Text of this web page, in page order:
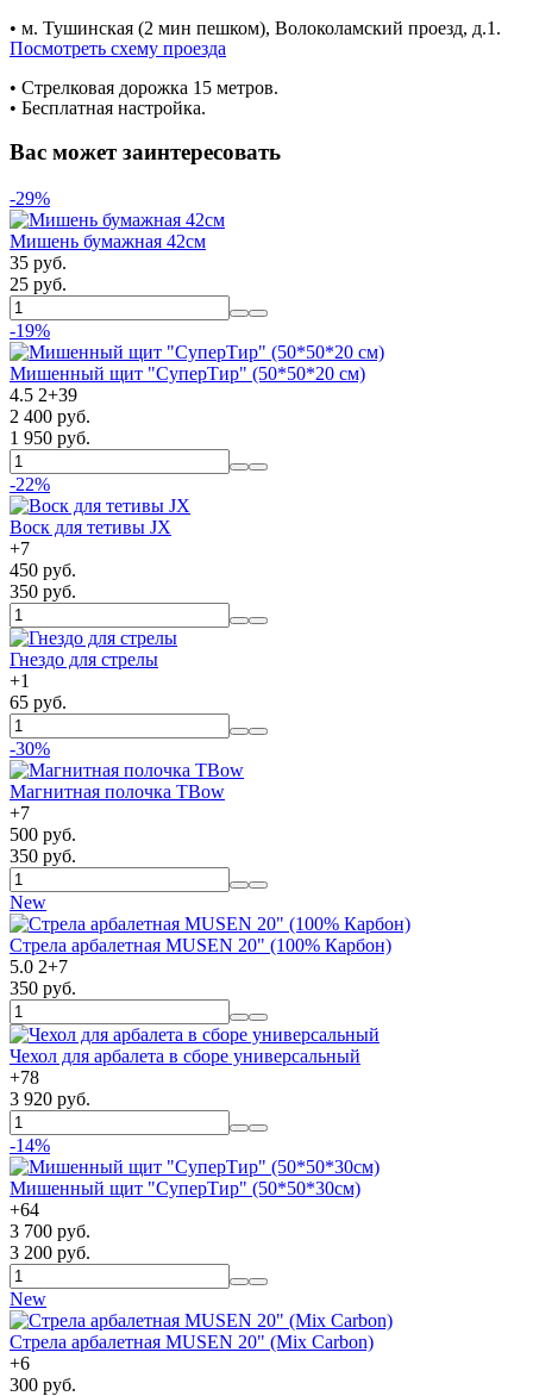
• м. Тушинская (2 мин пешком), Волоколамский проезд, д.1.
Посмотреть схему проезда
• Cтрелковая дорожка 15 метров.
• Бесплатная настройка.
Вас может заинтересовать
-29%
Мишень бумажная 42см
35 руб.
25 руб.
-19%
Мишенный щит "СуперТир" (50*50*20 см)
4.5 2+39
2 400 руб.
1 950 руб.
-22%
Воск для тетивы JX
+7
450 руб.
350 руб.
Гнездо для стрелы
+1
65 руб.
-30%
Магнитная полочка TBow
+7
500 руб.
350 руб.
New
Стрела арбалетная MUSEN 20" (100% Карбон)
5.0 2+7
350 руб.
Чехол для арбалета в сборе универсальный
+78
3 920 руб.
-14%
Мишенный щит "СуперТир" (50*50*30см)
+64
3 700 руб.
3 200 руб.
New
Стрела арбалетная MUSEN 20" (Mix Carbon)
+6
300 руб.